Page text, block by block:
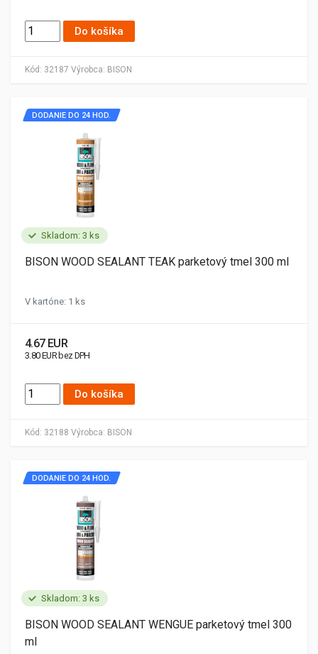
Kód: 32187 Výrobca: BISON
Do košíka
Skladom: 3 ks
Kód: 32188 Výrobca: BISON
DODANIE DO 24 HOD.
BISON WOOD SEALANT TEAK parketový tmel 300 ml
V kartóne: 1 ks
4.67 EUR
3.80 EUR bez DPH
Do košíka
Skladom: 3 ks
DODANIE DO 24 HOD.
BISON WOOD SEALANT WENGUE parketový tmel 300
ml